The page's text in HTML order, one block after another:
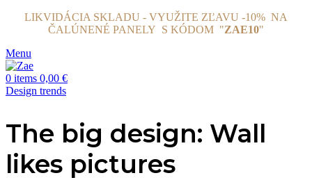
LIKVIDÁCIA SKLADU - VYUŽITE ZĽAVU -10% NA
ČALÚNENÉ PANELY S KÓDOM "ZAE10"
Menu
0 items 0,00 €
Design trends
The big design: Wall
likes pictures